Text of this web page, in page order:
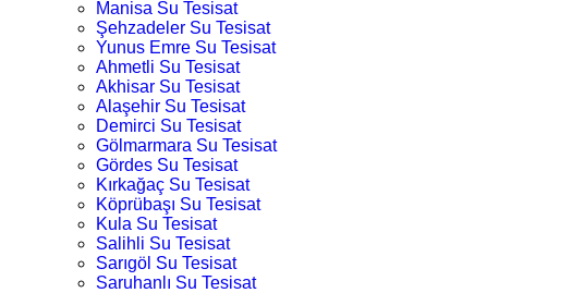
Manisa Su Tesisat
Şehzadeler Su Tesisat
Yunus Emre Su Tesisat
Ahmetli Su Tesisat
Akhisar Su Tesisat
Alaşehir Su Tesisat
Demirci Su Tesisat
Gölmarmara Su Tesisat
Gördes Su Tesisat
Kırkağaç Su Tesisat
Köprübaşı Su Tesisat
Kula Su Tesisat
Salihli Su Tesisat
Sarıgöl Su Tesisat
Saruhanlı Su Tesisat